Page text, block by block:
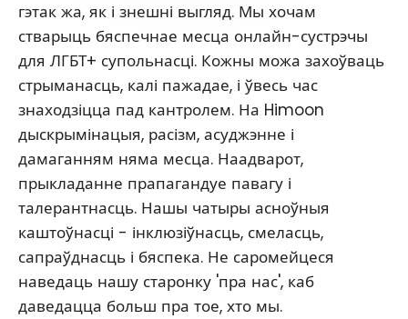
гэтак жа, як і знешні выгляд. Мы хочам
стварыць бяспечнае месца онлайн-сустрэчы
для ЛГБТ+ супольнасці. Кожны можа захоўваць
стрыманасць, калі пажадае, і ўвесь час
знаходзіцца пад кантролем. На Himoon
дыскрымінацыя, расізм, асуджэнне і
дамаганням няма месца. Наадварот,
прыкладанне прапагандуе павагу і
талерантнасць. Нашы чатыры асноўныя
каштоўнасці - інклюзіўнасць, смеласць,
сапраўднасць і бяспека. Не саромейцеся
наведаць нашу старонку 'пра нас', каб
даведацца больш пра тое, хто мы.